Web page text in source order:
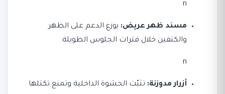
n
مسند ظهر عريض: يوزع الدعم على الظهر
والكتفين خلال فترات الجلوس الطويلة.
n
أزرار مدوزنة: تثبّت الحشوة الداخلية وتمنع تكتلها